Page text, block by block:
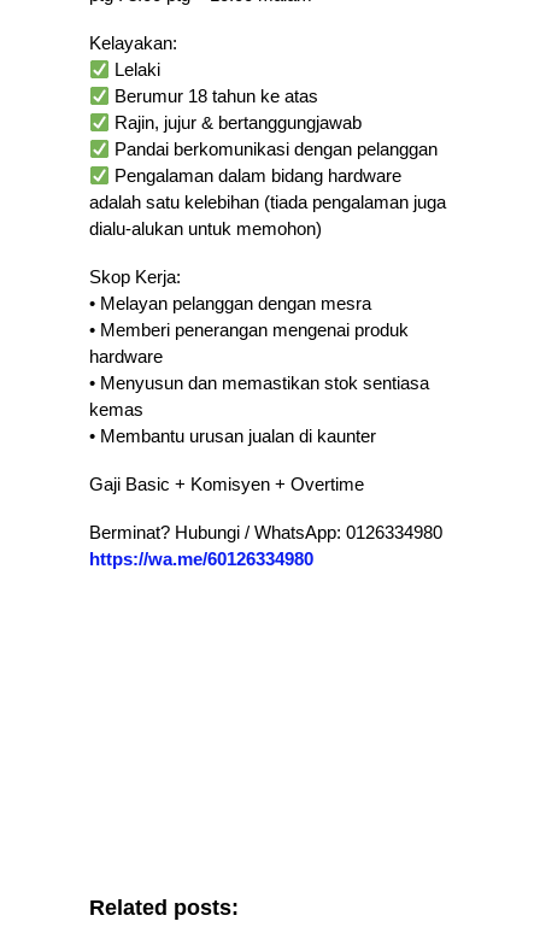
Kelayakan:
Lelaki
Berumur 18 tahun ke atas
Rajin, jujur & bertanggungjawab
Pandai berkomunikasi dengan pelanggan
Pengalaman dalam bidang hardware
adalah satu kelebihan (tiada pengalaman juga
dialu-alukan untuk memohon)
Skop Kerja:
• Melayan pelanggan dengan mesra
• Memberi penerangan mengenai produk
hardware
• Menyusun dan memastikan stok sentiasa
kemas
• Membantu urusan jualan di kaunter
Gaji Basic + Komisyen + Overtime
Berminat? Hubungi / WhatsApp: 0126334980
https://wa.me/60126334980
Related posts: